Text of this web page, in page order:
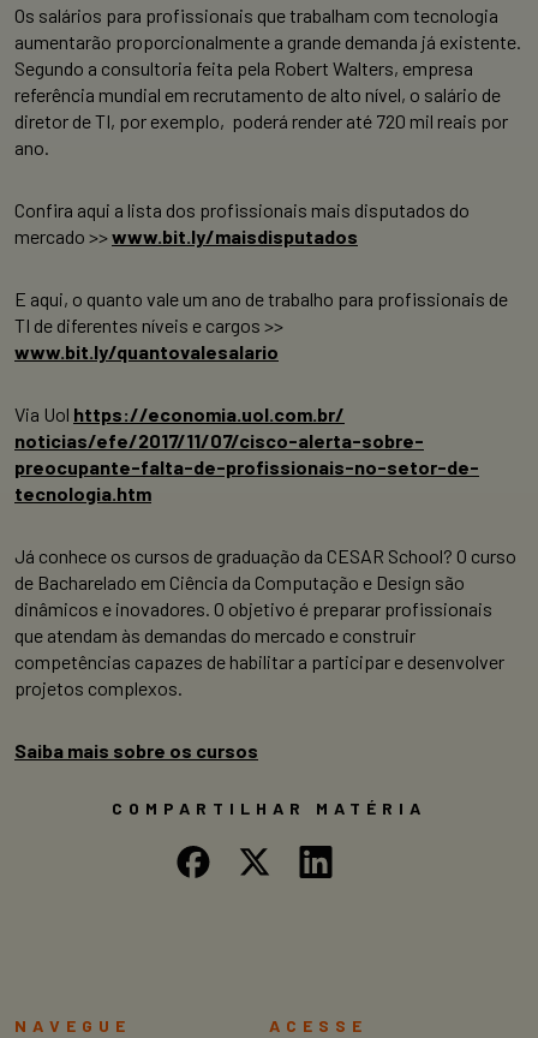
Os salários para profissionais que trabalham com tecnologia
aumentarão proporcionalmente a grande demanda já existente.
Segundo a consultoria feita pela Robert Walters, empresa
referência mundial em recrutamento de alto nível, o salário de
diretor de TI, por exemplo, poderá render até 720 mil reais por
ano.
Confira aqui a lista dos profissionais mais disputados do
mercado >>www.bit.ly/maisdisputados
E aqui, o quanto vale um ano de trabalho para profissionais de
TI de diferentes níveis e cargos >>
www.bit.ly/quantovalesalario
Via Uol https://economia.uol.com.br/
noticias/efe/2017/11/07/cisco-alerta-sobre-
preocupante-falta-de-profissionais-no-setor-de-
tecnologia.htm
Já conhece os cursos de graduação da CESAR School? O curso
de Bacharelado em Ciência da Computação e Design são
dinâmicos e inovadores. O objetivo é preparar profissionais
que atendam às demandas do mercado e construir
competências capazes de habilitar a participar e desenvolver
projetos complexos.
Saiba mais sobre os cursos
COMPARTILHAR MATÉRIA
NAVEGUE ACESSE